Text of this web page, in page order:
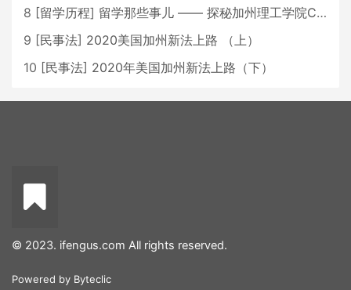
8 [留学历程] 留学那些事儿 —— 探秘加州理工学院Caltech博士生活 [上集]
9 [民事法] 2020美国加州新法上路 （上）
10 [民事法] 2020年美国加州新法上路（下）
© 2023. ifengus.com All rights reserved.
Powered by Byteclic